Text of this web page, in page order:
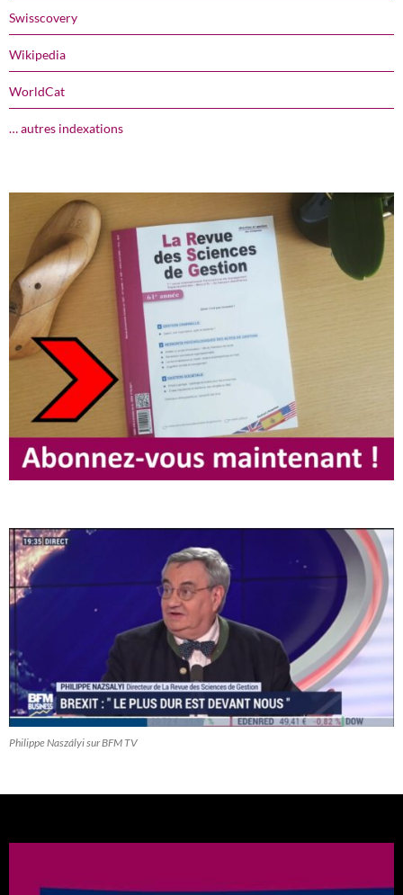
Swisscovery
Wikipedia
WorldCat
… autres indexations
Philippe Naszályi sur BFM TV